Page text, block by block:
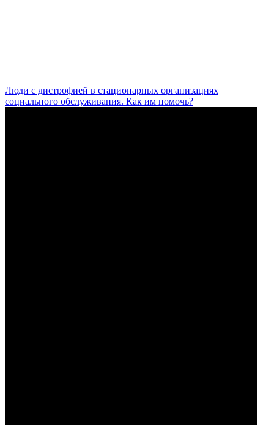
Люди с дистрофией в стационарных организациях
социального обслуживания. Как им помочь?